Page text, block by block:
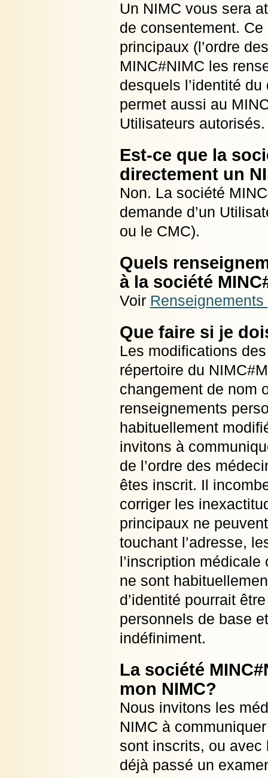
Un NIMC vous sera
de consentement.
principaux (l’ordre
MINC#NIMC les
desquels l’identité
permet aussi au
Utilisateurs autorisés.
Est-ce que la
directement un
Non. La société
demande d’un
ou le CMC).
Quels
à la société
Voir
Que faire si je
Les modifications
répertoire du
changement de nom
renseignements
habituellement
invitons à
de l’ordre des
êtes inscrit. Il
corriger les
principaux ne
touchant l’adresse,
l’inscription
ne sont
d’identité pourrait
personnels de base
indéfiniment.
La société
mon NIMC?
Nous invitons les
NIMC à
sont inscrits, ou avec
déjà passé un